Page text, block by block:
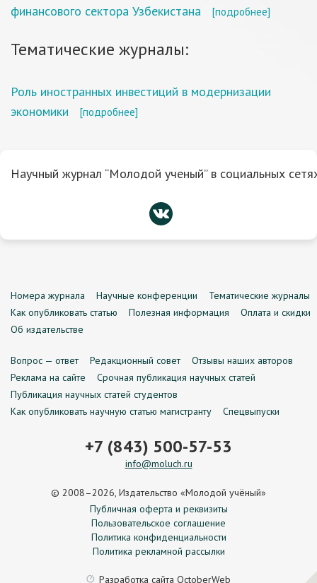
финансового сектора Узбекистана
[подробнее]
Тематические журналы:
Роль иностранных инвестиций в модернизации
экономики
[подробнее]
Научный журнал “Молодой ученый” в социальных
Номера журнала Научные конференции
Тематические журналы
Как опубликовать статью
Полезная информация
Оплата и скидки
Об издательстве
Вопрос — ответ Редакционный совет
Отзывы наших авторов
Реклама на сайте
Срочная публикация научных статей
Публикация научных статей студентов
Как опубликовать научную статью магистранту
Спецвыпуски
+7 (843) 500-57-53
info@moluch.ru
© 2008–2026, Издательство «Молодой учёный»
Публичная оферта и реквизиты
Пользовательское соглашение
Политика конфиденциальности
Политика рекламной рассылки
Разработка сайта OctoberWeb